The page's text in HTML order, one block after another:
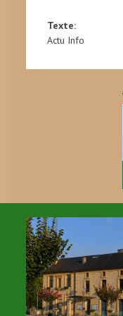
Texte:
Actu Info